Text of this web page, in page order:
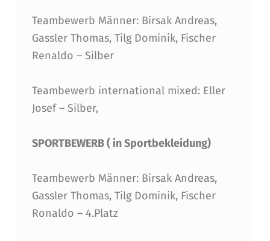
Teambewerb Männer: Birsak Andreas,
Gassler Thomas, Tilg Dominik, Fischer
Renaldo – Silber
Teambewerb international mixed: Eller
Josef – Silber,
SPORTBEWERB ( in Sportbekleidung)
Teambewerb Männer: Birsak Andreas,
Gassler Thomas, Tilg Dominik, Fischer
Ronaldo – 4.Platz